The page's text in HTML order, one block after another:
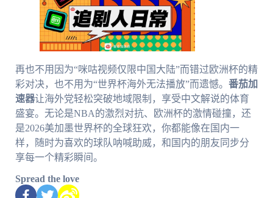
再也不用因为“咪咕视频仅限中国大陆”而错过欧洲杯的精
彩对决，也不用为“世界杯海外无法播放”而遗憾。 番茄加
速器让海外党轻松突破地域限制，享受中文解说的体育
盛宴。无论是NBA的激烈对抗、欧洲杯的激情碰撞，还
是2026美加墨世界杯的全球狂欢，你都能像在国内一
样，随时为喜欢的球队呐喊助威，和国内的朋友同步分
享每一个精彩瞬间。
Spread the love